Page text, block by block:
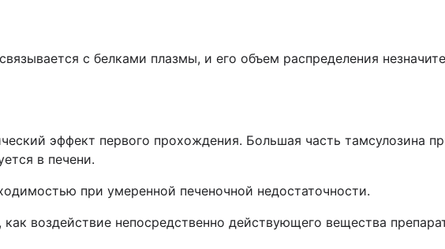
с белками плазмы, и его объем распределения
эффект первого прохождения. Большая часть тамсулозина
в печени.
при умеренной печеночной недостаточности.
воздействие непосредственно действующего вещества